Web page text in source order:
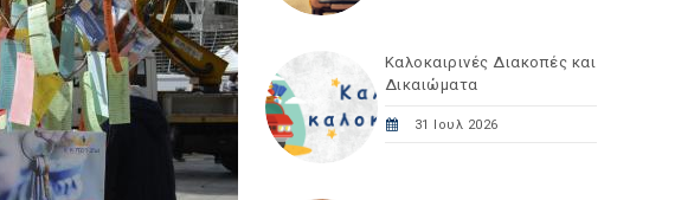
Καλοκαιρινές Διακοπές και
Δικαιώματα
31 Ιουλ 2026